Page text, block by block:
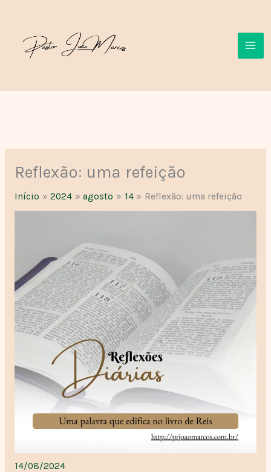
conteúdo
Reflexão: uma refeição
Início 2024 agosto 14 Reflexão: uma refeição
14/08/2024